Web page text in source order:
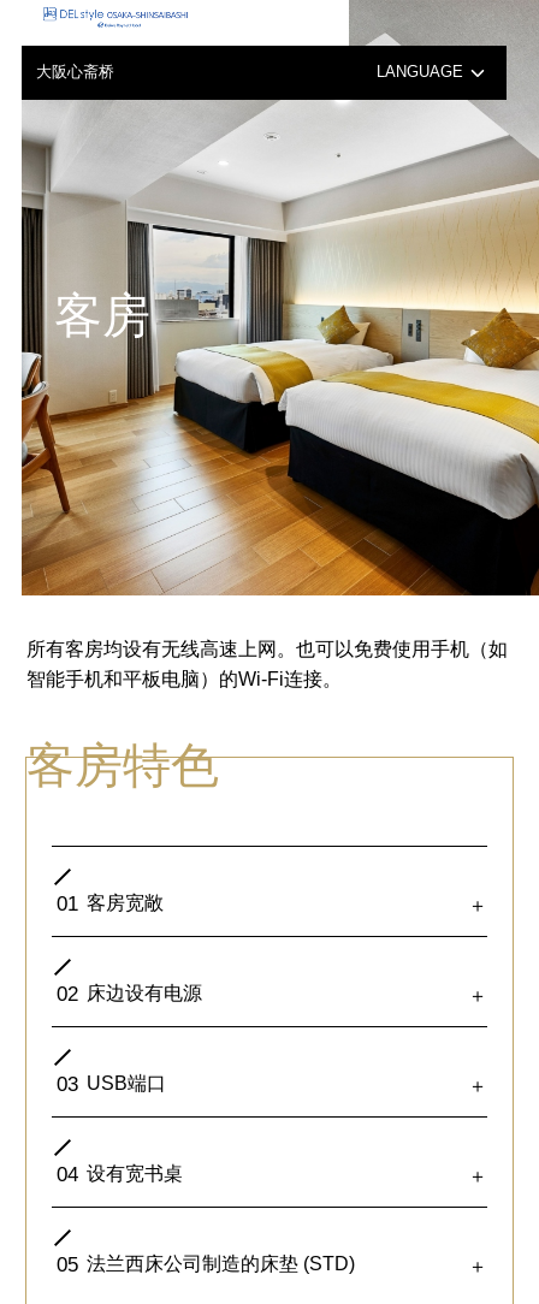
大阪心斋桥 LANGUAGE
English
한국어
客房
所有客房均设有无线高速上网。也可以免费使用手机（如
智能手机和平板电脑）的Wi-Fi连接。
客房特色
01 客房宽敞 ＋
所有客房均为18平方米以上的宽敞设计。即使摆放
02 床边设有电源 ＋
03 USB端口 ＋
04 设有宽书桌 ＋
05 法兰西床公司制造的床垫 (STD) ＋